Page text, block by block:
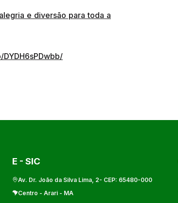
e diversão para toda a
E - SIC
Av. Dr. João da Silva Lima, 2- CEP: 65480-000
Centro - Arari- MA